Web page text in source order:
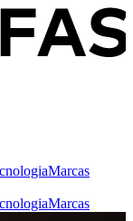
Marcas
Marcas